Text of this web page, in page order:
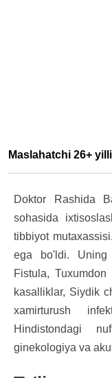
Maslahatchi 26+
Doktor Rashida
sohasida
tibbiyot
ega bo'ldi. Uning
Fistula,
kasalliklar, Siydik
xamirturush
Hindistondagi
ginekologiya va